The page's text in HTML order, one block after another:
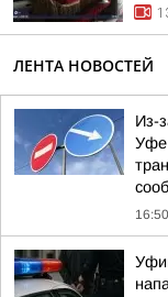
ЛЕНТА НОВОСТЕЙ
Из-
Уфе
16:50